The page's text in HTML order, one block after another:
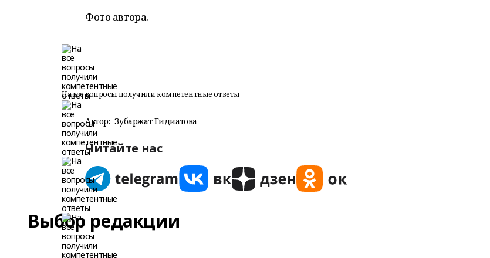
Фото автора.
На все вопросы получили компетентные ответы
Автор: Зубаржат Гидиатова
Читайте нас
Выбор редакции